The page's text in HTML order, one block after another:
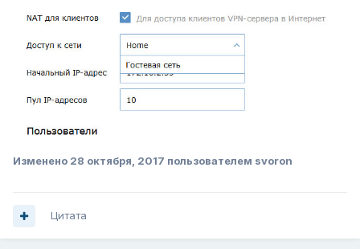
Изменено 28 октября, 2017 пользователем svoron
Цитата